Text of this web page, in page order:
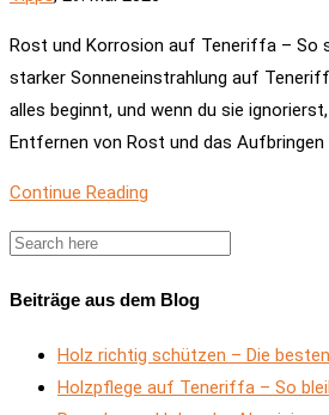
Rost und Korrosion auf Teneriffa – So
starker Sonneneinstrahlung auf
alles beginnt, und wenn du sie
Entfernen von Rost und das
Continue Reading
Beiträge aus dem Blog
Holz richtig schützen – Die
Holzpflege auf Teneriffa – So